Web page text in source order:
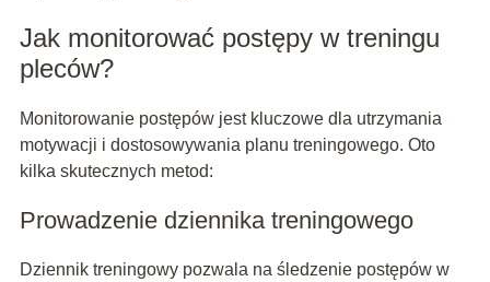
Jak monitorować postępy w treningu
pleców?
Monitorowanie postępów jest kluczowe dla utrzymania
motywacji i dostosowywania planu treningowego. Oto
kilka skutecznych metod:
Prowadzenie dziennika treningowego
Dziennik treningowy pozwala na śledzenie postępów w